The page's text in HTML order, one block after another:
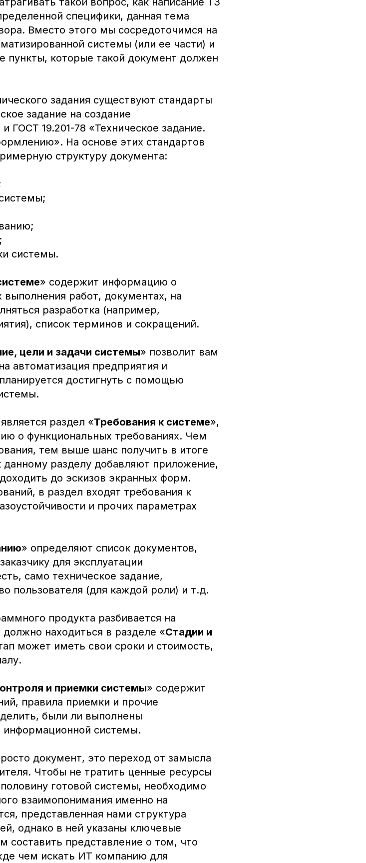
специфики, данная тема
Вместо этого мы сосредоточимся на
системы (или ее части) и
пункты, которые такой документ должен
задания существуют стандарты
задание на создание
ГОСТ 19.201-78 «Техническое задание.
На основе этих стандартов
структуру документа:
системы.
» содержит информацию о
выполнения работ, документах, на
разработка (например,
список терминов и сокращений.
цели и задачи системы» позволит вам
автоматизация предприятия и
достигнуть с помощью
раздел «Требования к системе»,
о функциональных требованиях. Чем
тем выше шанс получить в итоге
разделу добавляют приложение,
до эскизов экранных форм.
в раздел входят требования к
и прочих параметрах
» определяют список документов,
для эксплуатации
само техническое задание,
пользователя (для каждой роли) и т.д.
продукта разбивается на
находиться в разделе «Стадии и
может иметь свои сроки и стоимость,
и приемки системы» содержит
правила приемки и прочие
были ли выполнены
информационной системы.
документ, это переход от замысла
Чтобы не тратить ценные ресурсы
готовой системы, необходимо
взаимопонимания именно на
представленная нами структура
однако в ней указаны ключевые
составить представление о том, что
чем искать ИТ компанию для